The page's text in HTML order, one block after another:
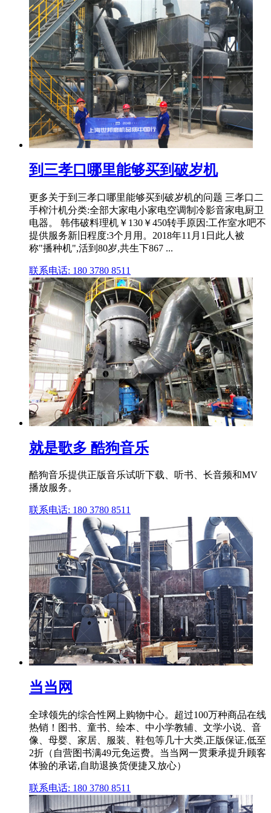
到三孝口哪里能够买到破岁机
更多关于到三孝口哪里能够买到破岁机的问题 三孝口二
手榨汁机分类:全部大家电小家电空调制冷影音家电厨卫
电器。 韩伟破料理机￥130￥450转手原因:工作室水吧不
提供服务新旧程度:3个月用。2018年11月1日此人被
称"播种机",活到80岁,共生下867 ...
联系电话: 180 3780 8511
就是歌多 酷狗音乐
酷狗音乐提供正版音乐试听下载、听书、长音频和MV
播放服务。
联系电话: 180 3780 8511
当当网
全球领先的综合性网上购物中心。超过100万种商品在线
热销！图书、童书、绘本、中小学教辅、文学小说、音
像、母婴、家居、服装、鞋包等几十大类,正版保证,低至
2折（自营图书满49元免运费。当当网一贯秉承提升顾客
体验的承诺,自助退换货便捷又放心）
联系电话: 180 3780 8511